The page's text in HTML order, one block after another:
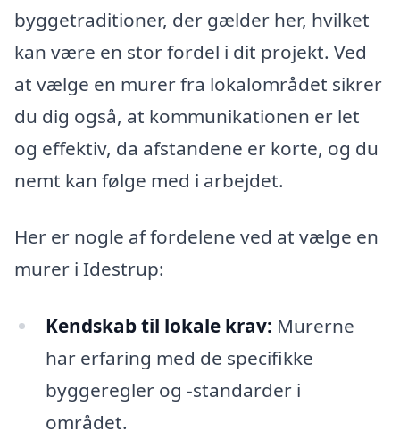
byggetraditioner, der gælder her, hvilket
kan være en stor fordel i dit projekt. Ved
at vælge en murer fra lokalområdet sikrer
du dig også, at kommunikationen er let
og effektiv, da afstandene er korte, og du
nemt kan følge med i arbejdet.
Her er nogle af fordelene ved at vælge en
murer i Idestrup:
Kendskab til lokale krav: Murerne
har erfaring med de specifikke
byggeregler og -standarder i
området.